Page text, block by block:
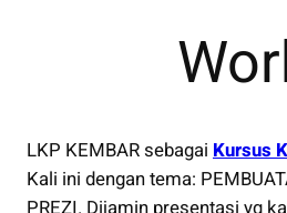
LKP KEMBAR sebagai Kursus
Kali ini dengan tema: